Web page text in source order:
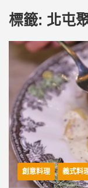
標籤: 北屯
創意料理 義式料